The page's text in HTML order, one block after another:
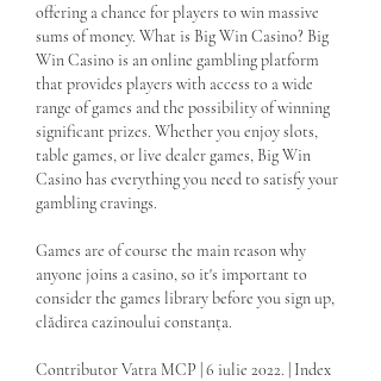
offering a chance for players to win massive
sums of money. What is Big Win Casino? Big
Win Casino is an online gambling platform
that provides players with access to a wide
range of games and the possibility of winning
significant prizes. Whether you enjoy slots,
table games, or live dealer games, Big Win
Casino has everything you need to satisfy your
gambling cravings.
Games are of course the main reason why
anyone joins a casino, so it's important to
consider the games library before you sign up,
clădirea cazinoului constanța.
Contributor Vatra MCP | 6 iulie 2022. | Index